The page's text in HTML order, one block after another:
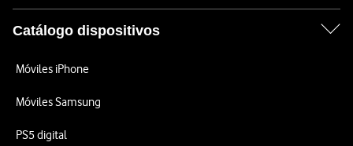
Catálogo dispositivos
Móviles iPhone
Móviles Samsung
PS5 digital